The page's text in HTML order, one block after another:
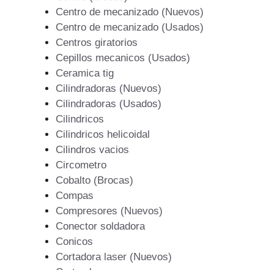
Centro de mecanizado (Nuevos)
Centro de mecanizado (Usados)
Centros giratorios
Cepillos mecanicos (Usados)
Ceramica tig
Cilindradoras (Nuevos)
Cilindradoras (Usados)
Cilindricos
Cilindricos helicoidal
Cilindros vacios
Circometro
Cobalto (Brocas)
Compas
Compresores (Nuevos)
Conector soldadora
Conicos
Cortadora laser (Nuevos)